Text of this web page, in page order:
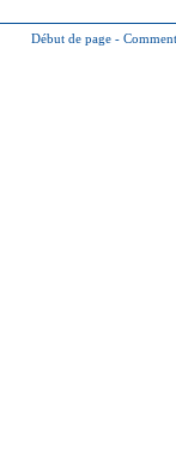
Début de page -